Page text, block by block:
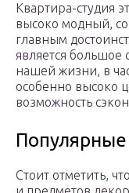
Квартира-студия
высоко модный,
главным
является большое
нашей жизни, в
особенно высоко
возможность
Стоит отметить,